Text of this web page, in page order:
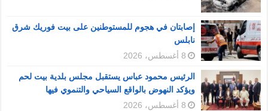
إصابتان في هجوم للمستوطنين على بيت فوريك شرق
نابلس
8 أغسطس، 2026
الرئيس محمود عباس يستقبل مجلس بلدية بيت لحم
ويؤكد النهوض بالواقع السياحي والتنموي فيها
8 أغسطس، 2026